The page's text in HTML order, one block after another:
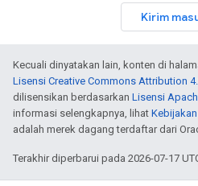
Kirim
Kecuali dinyatakan lain, konten di
Lisensi Creative Commons Attribution
dilisensikan berdasarkan Lisensi
informasi selengkapnya, lihat
adalah merek dagang terdaftar dari
Terakhir diperbarui pada 2026-07-17